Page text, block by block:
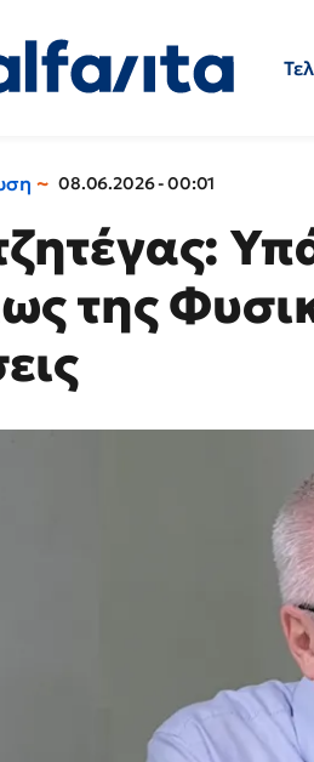
08.06.2026 - 00:01
της